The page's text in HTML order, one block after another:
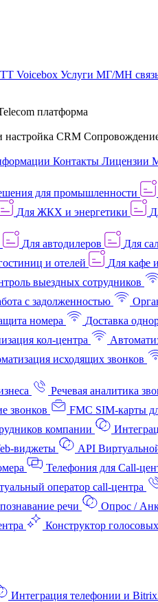
Voicebox Услуги МГ/МН
платформа
настройка CRM
Контакты Лицензии
для промышленности
Для ЖКХ и энергетики
Для автодилеров Для
и отелей Для кафе
выездных сотрудников
с задолженностью
номера Доставка
кол-центра
исходящих звонков
Речевая аналитика
звонков FMC SIM-карты
компании
виджеты API
Телефония для Call-
оператор call-центра
речи Опрос /
Конструктор
Интеграция телефонии и